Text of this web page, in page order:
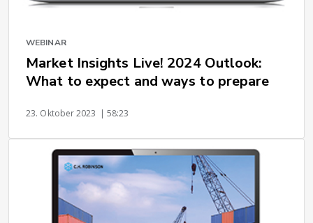
WEBINAR
Market Insights Live! 2024 Outlook:
What to expect and ways to prepare
23. Oktober 2023 | 58:23